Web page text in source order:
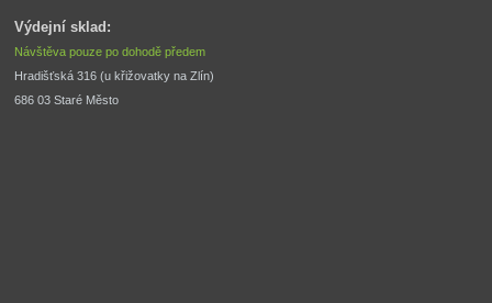
Výdejní sklad:
Návštěva pouze po dohodě předem
Hradišťská 316 (u křižovatky na Zlín)
686 03 Staré Město